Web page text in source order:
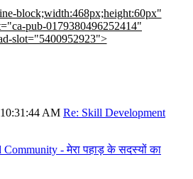
block;width:468px;height:60px"
pub-0179380496252414"
slot="5400952923">
AM Re: Skill Development
- मेरा पहाड़ के सदस्यों का